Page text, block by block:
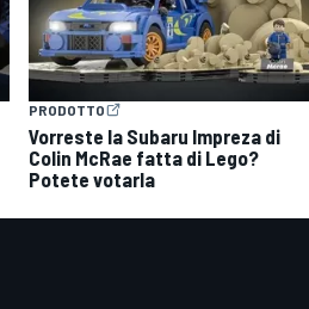
PRODOTTO
Vorreste la Subaru Impreza di
Colin McRae fatta di Lego?
Potete votarla